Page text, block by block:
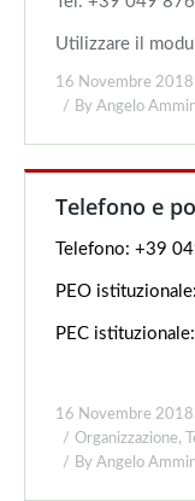
Utilizzare il
16 Novembre 2018
By Angelo
Telefono e
Telefono: +39
PEO istituzionale:
PEC istituzionale:
16 Novembre 2018
Organizzazione,
By Angelo